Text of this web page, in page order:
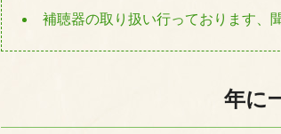
補聴器の取り扱い行っております、
年に